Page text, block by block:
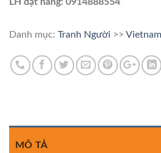
Danh mục: Tranh Người >> Vietnam
MÔ TẢ